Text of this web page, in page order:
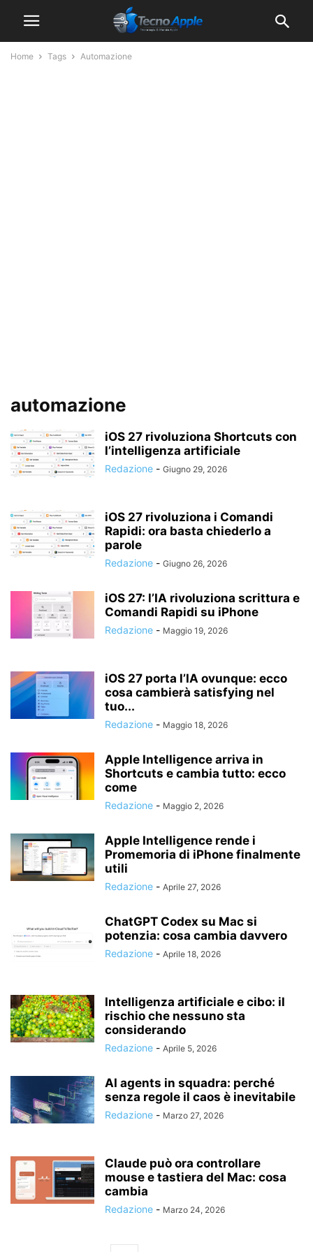
Home Tags Automazione
automazione
iOS 27 rivoluziona Shortcuts con
l’intelligenza artificiale
Redazione - Giugno 29, 2026
iOS 27 rivoluziona i Comandi
Rapidi: ora basta chiederlo a
parole
Redazione - Giugno 26, 2026
iOS 27: l’IA rivoluziona scrittura e
Comandi Rapidi su iPhone
Redazione - Maggio 19, 2026
iOS 27 porta l’IA ovunque: ecco
cosa cambierà satisfying nel
tuo...
Redazione - Maggio 18, 2026
Apple Intelligence arriva in
Shortcuts e cambia tutto: ecco
come
Redazione - Maggio 2, 2026
Apple Intelligence rende i
Promemoria di iPhone finalmente
utili
Redazione - Aprile 27, 2026
ChatGPT Codex su Mac si
potenzia: cosa cambia davvero
Redazione - Aprile 18, 2026
Intelligenza artificiale e cibo: il
rischio che nessuno sta
considerando
Redazione - Aprile 5, 2026
AI agents in squadra: perché
senza regole il caos è inevitabile
Redazione - Marzo 27, 2026
Claude può ora controllare
mouse e tastiera del Mac: cosa
cambia
Redazione - Marzo 24, 2026